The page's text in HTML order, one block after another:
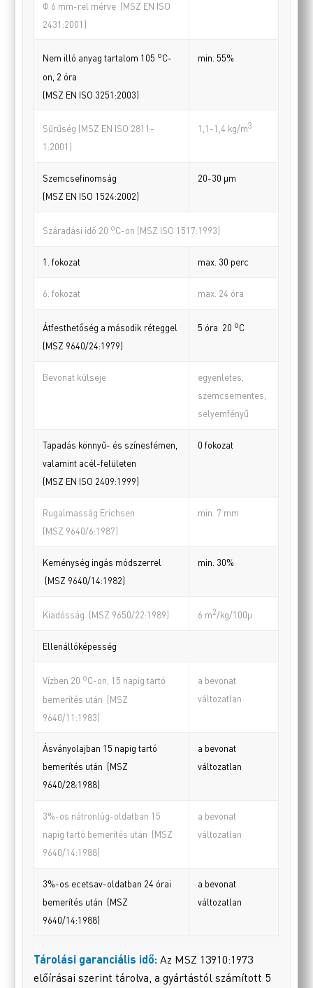
Φ 6 mm-rel mérve (MSZ EN ISO
2431:2001)
Nem illó anyag tartalom 105 oC-
on, 2 óra
(MSZ EN ISO 3251:2003)
min. 55%
Sűrűség (MSZ EN ISO 2811-
1:2001)
1,1-1,4 kg/m3
Szemcsefinomság
(MSZ EN ISO 1524:2002)
20-30 µm
Száradási idő 20 oC-on (MSZ ISO 1517:1993)
1. fokozat max. 30 perc
6. fokozat max. 24 óra
Átfesthetőség a második réteggel
(MSZ 9640/24:1979)
5 óra 20 oC
Bevonat külseje
egyenletes,
szemcsementes,
selyemfényű
Tapadás könnyű- és színesfémen,
valamint acél-felületen
(MSZ EN ISO 2409:1999)
0 fokozat
Rugalmasság Erichsen
(MSZ 9640/6:1987)
min. 7 mm
Keménység ingás módszerrel
(MSZ 9640/14:1982)
min. 30%
Kiadósság (MSZ 9650/22:1989) 6 m2/kg/100µ
Ellenállóképesség
Vízben 20 oC-on, 15 napig tartó
bemerítés után (MSZ
9640/11:1983)
a bevonat
változatlan
Ásványolajban 15 napig tartó
bemerítés után (MSZ
9640/28:1988)
a bevonat
változatlan
3%-os nátronlúg-oldatban 15
napig tartó bemerítés után (MSZ
9640/14:1988)
a bevonat
változatlan
3%-os ecetsav-oldatban 24 órai
bemerítés után (MSZ
9640/14:1988)
a bevonat
változatlan
Tárolási garanciális idő: Az MSZ 13910:1973
előírásai szerint tárolva, a gyártástól számított 5